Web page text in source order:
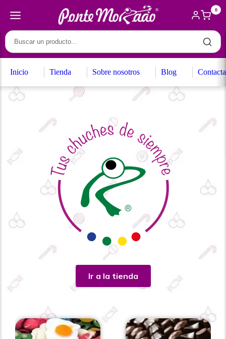
0
Inicio Tienda Sobre nosotros Blog
Ir a la tienda